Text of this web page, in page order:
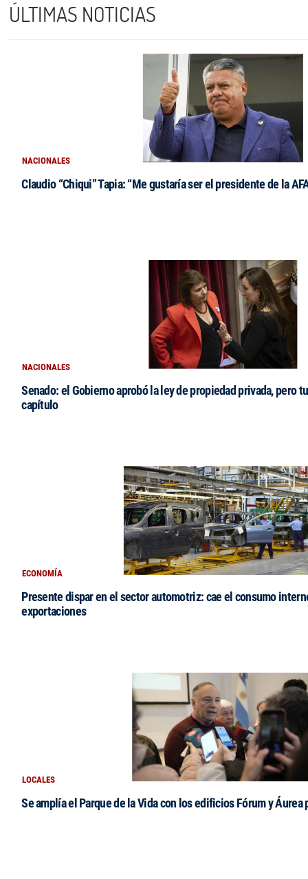
ÚLTIMAS NOTICIAS
NACIONALES
Claudio “Chiqui” Tapia: “Me gustaría ser el presidente de la
NACIONALES
Senado: el Gobierno aprobó la ley de propiedad privada, pero
capítulo
ECONOMÍA
Presente dispar en el sector automotriz: cae el consumo
exportaciones
LOCALES
Se amplía el Parque de la Vida con los edificios Fórum y